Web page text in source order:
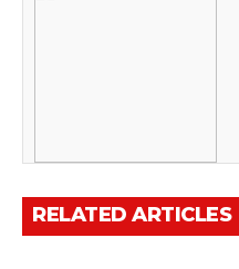
RELATED ARTICLES